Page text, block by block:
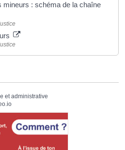
mineurs : schéma de la chaîne
et administrative